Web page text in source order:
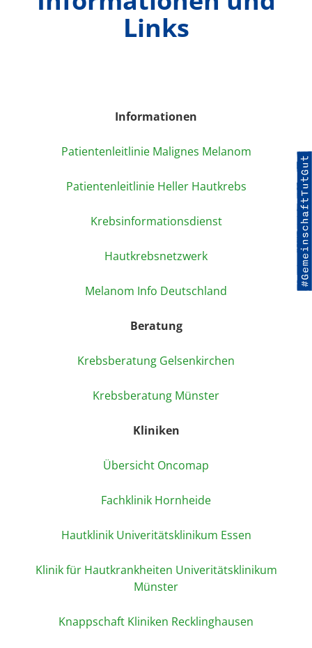
Links
Informationen
Patientenleitlinie Malignes Melanom
Patientenleitlinie Heller Hautkrebs
Krebsinformationsdienst
Hautkrebsnetzwerk
Melanom Info Deutschland
Beratung
Krebsberatung Gelsenkirchen
Krebsberatung Münster
Kliniken
Übersicht Oncomap
Fachklinik Hornheide
Hautklinik Univeritätsklinikum Essen
Klinik für Hautkrankheiten Univeritätsklinikum
Münster
Knappschaft Kliniken Recklinghausen